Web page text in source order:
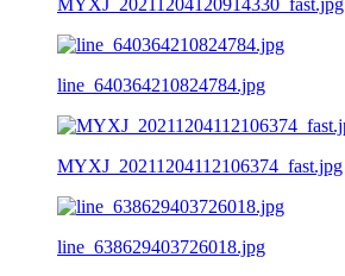
line_640364210824784.jpg
MYXJ_20211204112106374_fast.jpg
line_638629403726018.jpg